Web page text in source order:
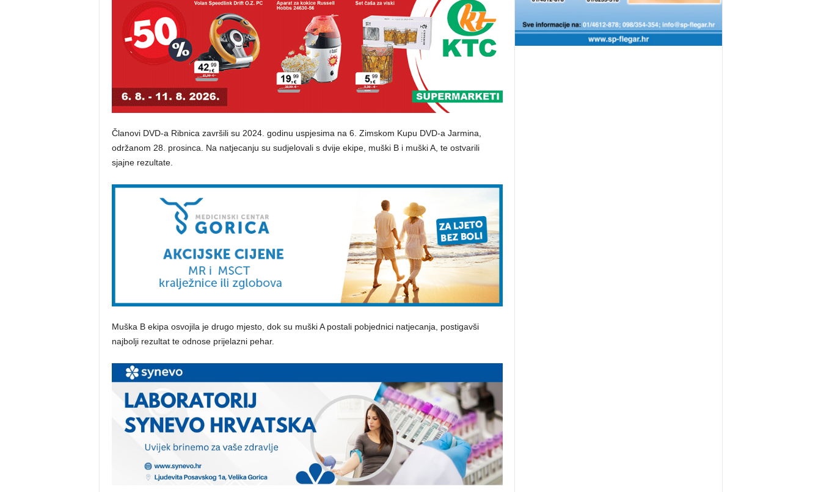
Članovi DVD-a Ribnica završili su 2024. godinu uspjesima na 6. Zimskom Kupu DVD-a Jarmina,
održanom 28. prosinca. Na natjecanju su sudjelovali s dvije ekipe, muški B i muški A, te ostvarili
sjajne rezultate.
Muška B ekipa osvojila je drugo mjesto, dok su muški A postali pobjednici natjecanja, postigavši
najbolji rezultat te odnose prijelazni pehar.